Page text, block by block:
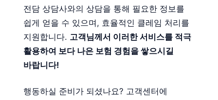
전담 상담사와의 상담을 통해 필요한 정보를
쉽게 얻을 수 있으며, 효율적인 클레임 처리를
지원합니다. 고객님께서 이러한 서비스를 적극
활용하여 보다 나은 보험 경험을 쌓으시길
바랍니다!
행동하실 준비가 되셨나요? 고객센터에